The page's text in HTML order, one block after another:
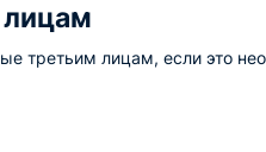
третьим лицам, если это